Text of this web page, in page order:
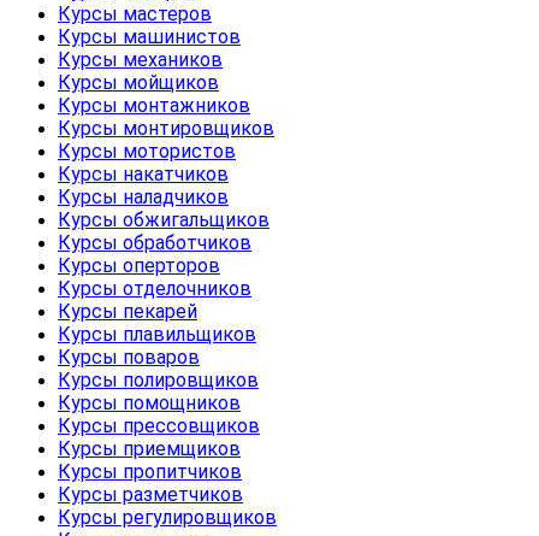
Курсы мастеров
Курсы машинистов
Курсы механиков
Курсы мойщиков
Курсы монтажников
Курсы монтировщиков
Курсы мотористов
Курсы накатчиков
Курсы наладчиков
Курсы обжигальщиков
Курсы обработчиков
Курсы оперторов
Курсы отделочников
Курсы пекарей
Курсы плавильщиков
Курсы поваров
Курсы полировщиков
Курсы помощников
Курсы прессовщиков
Курсы приемщиков
Курсы пропитчиков
Курсы разметчиков
Курсы регулировщиков